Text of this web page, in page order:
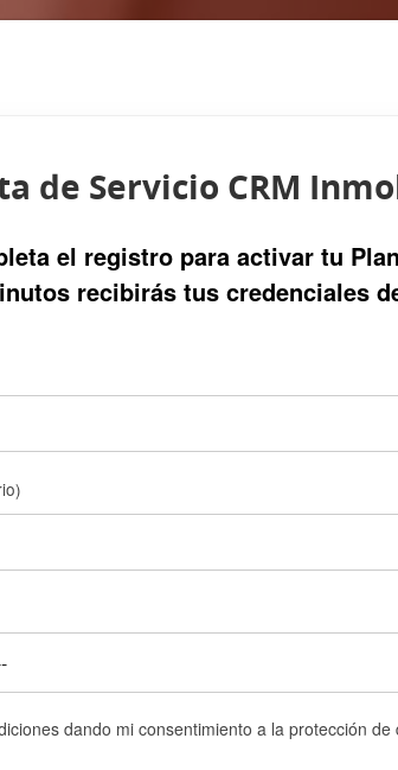
de Servicio CRM
el registro para activar tu
recibirás tus credenciales
dando mi consentimiento a la protección